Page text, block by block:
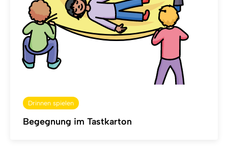
Drinnen spielen
Begegnung im Tastkarton